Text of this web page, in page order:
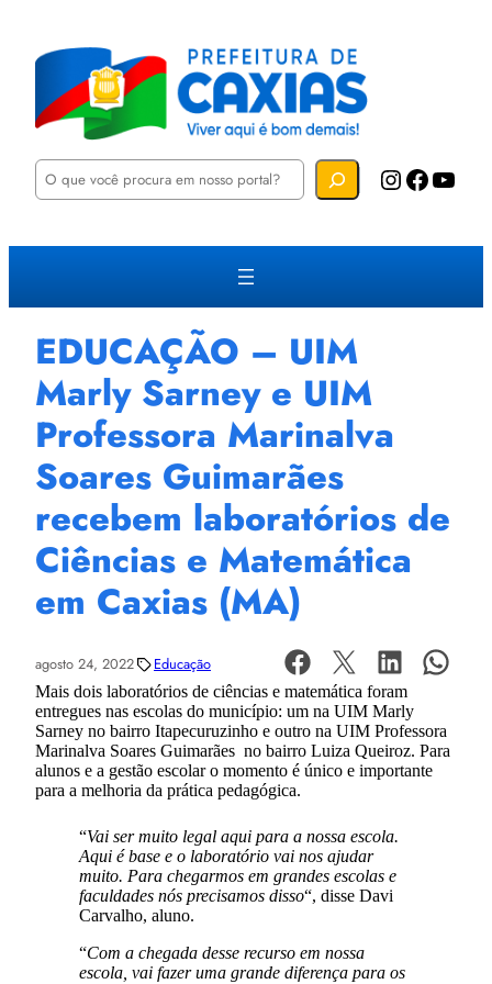
P
u
a
Instagram Facebook YouTube
EDUCAÇÃO – UIM
Marly Sarney e UIM
Professora Marinalva
Soares Guimarães
recebem laboratórios de
Ciências e Matemática
em Caxias (MA)
agosto 24, 2022 Educação
Mais dois laboratórios de ciências e matemática foram
entregues nas escolas do município: um na UIM Marly
Sarney no bairro Itapecuruzinho e outro na UIM Professora
Marinalva Soares Guimarães no bairro Luiza Queiroz. Para
alunos e a gestão escolar o momento é único e importante
para a melhoria da prática pedagógica.
“Vai ser muito legal aqui para a nossa escola.
Aqui é base e o laboratório vai nos ajudar
muito. Para chegarmos em grandes escolas e
faculdades nós precisamos disso“, disse Davi
Carvalho, aluno.
“Com a chegada desse recurso em nossa
escola, vai fazer uma grande diferença para os